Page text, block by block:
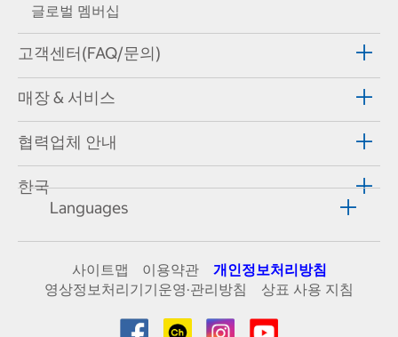
글로벌 멤버십
고객센터(FAQ/문의)
매장 & 서비스
협력업체 안내
한국
Languages
사이트맵 이용약관
개인정보처리방침
영상정보처리기기운영·관리방침
상표 사용 지침